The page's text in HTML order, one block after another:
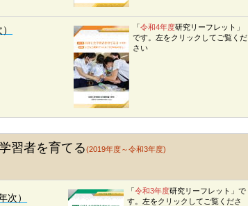
「令和4年度研究リーフレット」
です。左をクリックしてご覧くだ
さい
習者を育てる(2019年度～令和3年度)
次）
「令和3年度研究リーフレット」で
す。左をクリックしてご覧くださ